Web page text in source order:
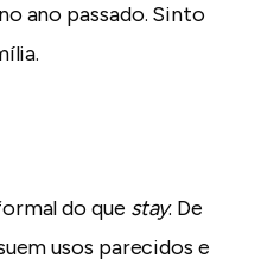
ano passado. Sinto
do que stay. De
usos parecidos e